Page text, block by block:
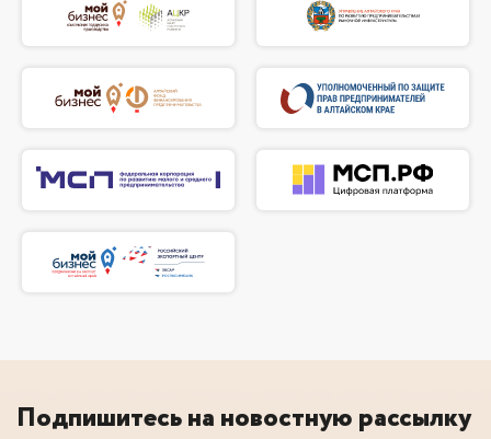
Подпишитесь на новостную рассылку